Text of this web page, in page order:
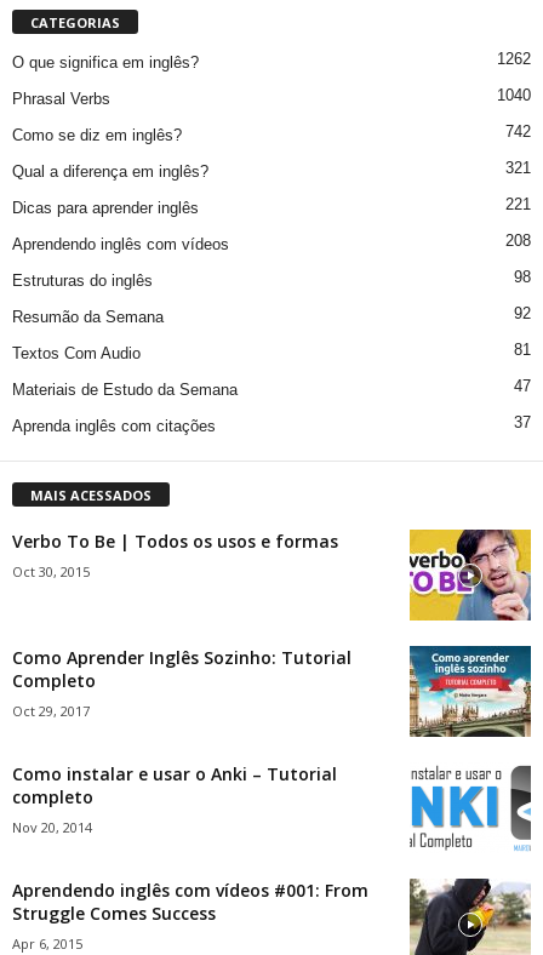
CATEGORIAS
O que significa em inglês? 1262
Phrasal Verbs 1040
Como se diz em inglês? 742
Qual a diferença em inglês? 321
Dicas para aprender inglês 221
Aprendendo inglês com vídeos 208
Estruturas do inglês 98
Resumão da Semana 92
Textos Com Audio 81
Materiais de Estudo da Semana 47
Aprenda inglês com citações 37
MAIS ACESSADOS
Verbo To Be | Todos os usos e formas
Oct 30, 2015
Como Aprender Inglês Sozinho: Tutorial
Completo
Oct 29, 2017
Como instalar e usar o Anki – Tutorial
completo
Nov 20, 2014
Aprendendo inglês com vídeos #001: From
Struggle Comes Success
Apr 6, 2015